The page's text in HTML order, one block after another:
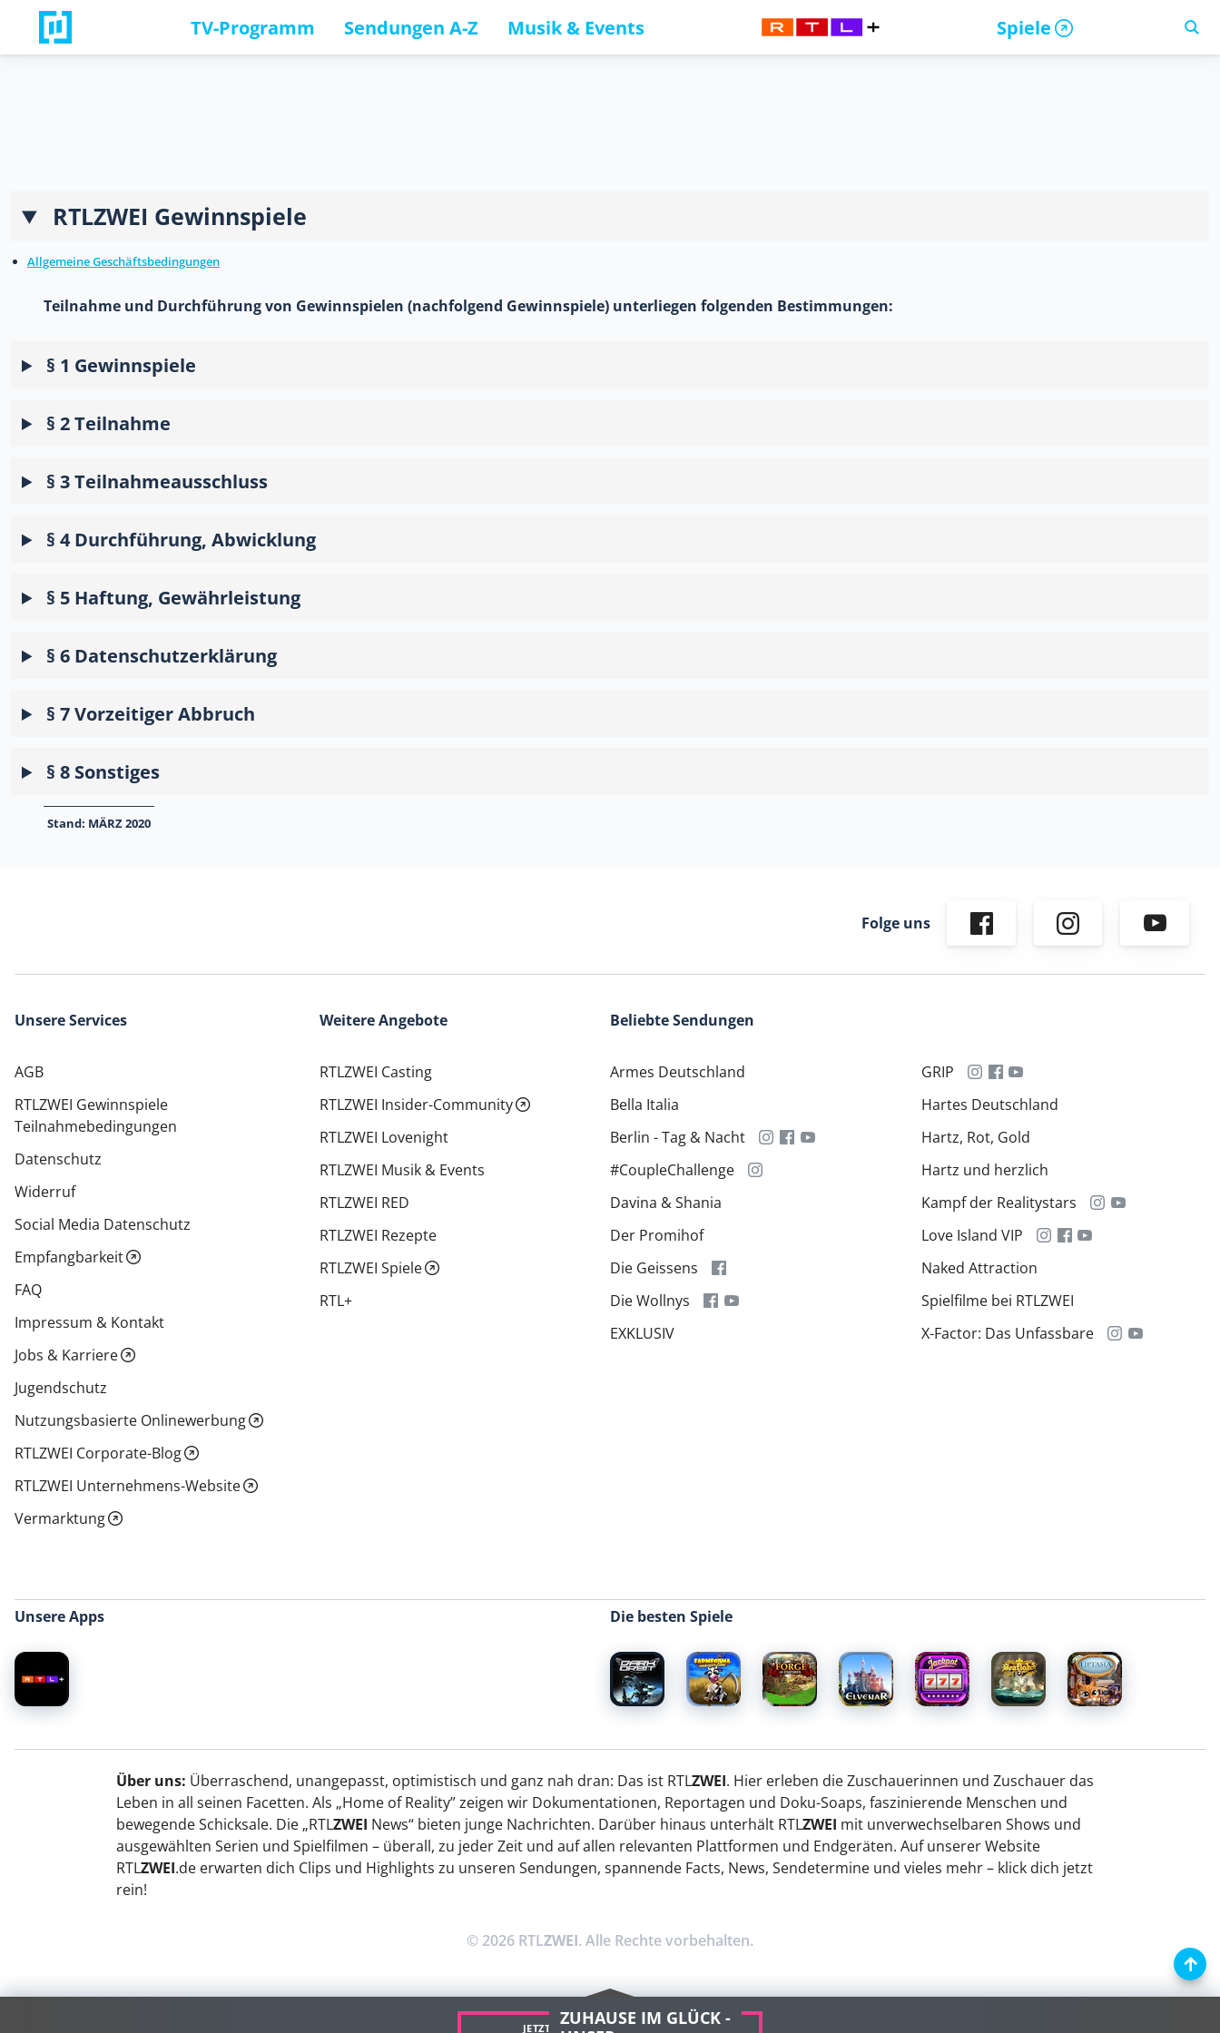
TV-Programm Sendungen A-Z Musik & Events Spiele
RTLZWEI Gewinnspiele
Allgemeine Geschäftsbedingungen
Teilnahme und Durchführung von Gewinnspielen (nachfolgend Gewinnspiele) unterliegen folgenden Bestimmungen:
§ 1 Gewinnspiele
§ 2 Teilnahme
§ 3 Teilnahmeausschluss
§ 4 Durchführung, Abwicklung
§ 5 Haftung, Gewährleistung
§ 6 Datenschutzerklärung
§ 7 Vorzeitiger Abbruch
§ 8 Sonstiges
Stand: MÄRZ 2020
JETZT
ZUHAUSE IM GLÜCK -
Folge uns
Unsere Services
AGB
RTLZWEI Gewinnspiele
Teilnahmebedingungen
Datenschutz
Widerruf
Social Media Datenschutz
Empfangbarkeit
FAQ
Impressum & Kontakt
Jobs & Karriere
Jugendschutz
Nutzungsbasierte Onlinewerbung
RTLZWEI Corporate-Blog
RTLZWEI Unternehmens-Website
Vermarktung
Weitere Angebote
RTLZWEI Casting
RTLZWEI Insider-Community
RTLZWEI Lovenight
RTLZWEI Musik & Events
RTLZWEI RED
RTLZWEI Rezepte
RTLZWEI Spiele
RTL+
Beliebte Sendungen
Armes Deutschland
Bella Italia
Berlin - Tag & Nacht
#CoupleChallenge
Davina & Shania
Der Promihof
Die Geissens
Die Wollnys
EXKLUSIV
GRIP
Hartes Deutschland
Hartz, Rot, Gold
Hartz und herzlich
Kampf der Realitystars
Love Island VIP
Naked Attraction
Spielfilme bei RTLZWEI
X-Factor: Das Unfassbare
Unsere Apps Die besten Spiele
Über uns: Überraschend, unangepasst, optimistisch und ganz nah dran: Das ist RTLZWEI. Hier erleben die Zuschauerinnen und Zuschauer das
Leben in all seinen Facetten. Als „Home of Reality” zeigen wir Dokumentationen, Reportagen und Doku-Soaps, faszinierende Menschen und
bewegende Schicksale. Die „RTLZWEI News“ bieten junge Nachrichten. Darüber hinaus unterhält RTLZWEI mit unverwechselbaren Shows und
ausgewählten Serien und Spielfilmen – überall, zu jeder Zeit und auf allen relevanten Plattformen und Endgeräten. Auf unserer Website
RTLZWEI.de erwarten dich Clips und Highlights zu unseren Sendungen, spannende Facts, News, Sendetermine und vieles mehr – klick dich jetzt
rein!
© 2026 RTLZWEI. Alle Rechte vorbehalten.